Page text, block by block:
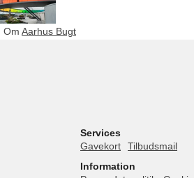
Om Aarhus Bugt
Services
Gavekort
Tilbudsmail
Information